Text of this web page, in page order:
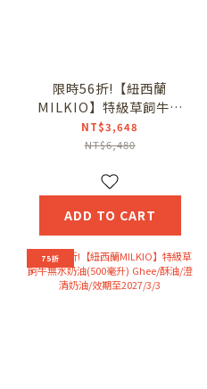
限時56折!【紐西蘭
MILKIO】特級草飼牛無
水奶油6瓶組(500毫升*6
瓶) Ghee/酥油/澄清奶
NT$3,648
NT$6,480
ADD TO CART
75折